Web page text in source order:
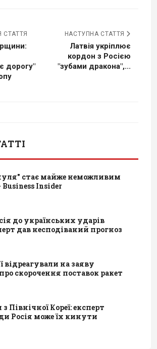
СТАТТЯ
дорогу"
НАСТУПНА СТАТТЯ
Латвія укріплює
кордон з Росією
"зубами дракона",...
стає майже неможливим
Insider
до українських ударів
дав несподіваний прогноз
відреагували на заяву
скорочення поставок ракет
Північної Кореї: експерт
Росія може їх кинути